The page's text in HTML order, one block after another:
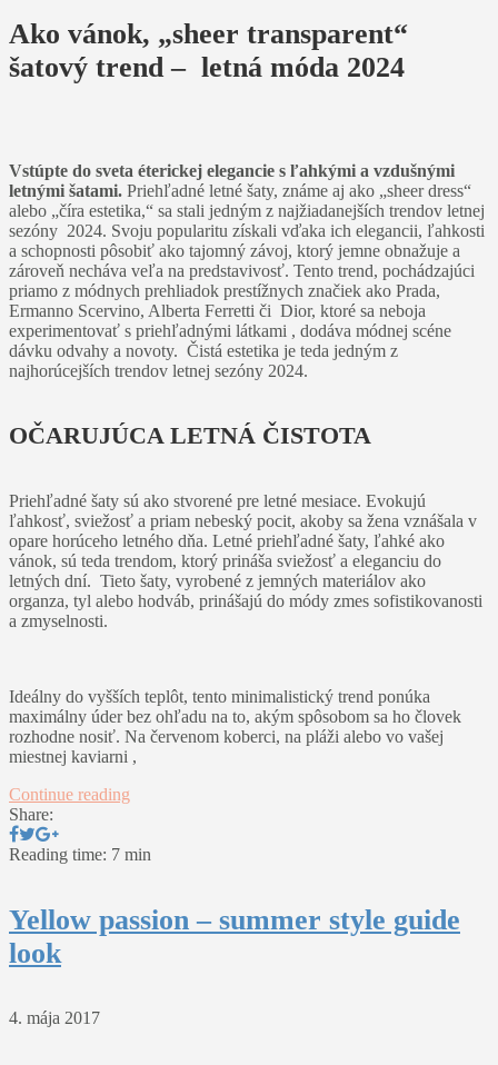
Ako vánok, „sheer transparent“
šatový trend – letná móda 2024
Vstúpte do sveta éterickej elegancie s ľahkými a vzdušnými
letnými šatami. Priehľadné letné šaty, známe aj ako „sheer dress“
alebo „číra estetika,“ sa stali jedným z najžiadanejších trendov letnej
sezóny 2024. Svoju popularitu získali vďaka ich elegancii, ľahkosti
a schopnosti pôsobiť ako tajomný závoj, ktorý jemne obnažuje a
zároveň necháva veľa na predstavivosť. Tento trend, pochádzajúci
priamo z módnych prehliadok prestížnych značiek ako Prada,
Ermanno Scervino, Alberta Ferretti či Dior, ktoré sa neboja
experimentovať s priehľadnými látkami , dodáva módnej scéne
dávku odvahy a novoty. Čistá estetika je teda jedným z
najhorúcejších trendov letnej sezóny 2024.
OČARUJÚCA LETNÁ ČISTOTA
Priehľadné šaty sú ako stvorené pre letné mesiace. Evokujú
ľahkosť, sviežosť a priam nebeský pocit, akoby sa žena vznášala v
opare horúceho letného dňa. Letné priehľadné šaty, ľahké ako
vánok, sú teda trendom, ktorý prináša sviežosť a eleganciu do
letných dní. Tieto šaty, vyrobené z jemných materiálov ako
organza, tyl alebo hodváb, prinášajú do módy zmes sofistikovanosti
a zmyselnosti.
Ideálny do vyšších teplôt, tento minimalistický trend ponúka
maximálny úder bez ohľadu na to, akým spôsobom sa ho človek
rozhodne nosiť. Na červenom koberci, na pláži alebo vo vašej
miestnej kaviarni ,
Continue reading
Share:
Reading time: 7 min
Yellow passion – summer style guide
look
4. mája 2017